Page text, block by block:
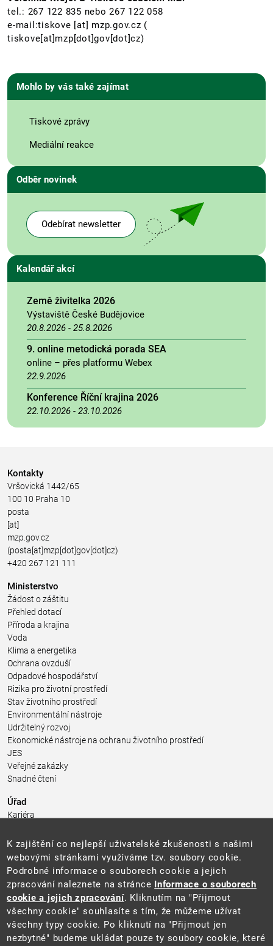
tel.: 267 122 835 nebo 267 122 058
e-mail:tiskove [at] mzp.gov.cz (
tiskove[at]mzp[dot]gov[dot]cz)
Mohlo by vás také zajímat
Tiskové zprávy
Mediální reakce
Odběr novinek
Odebírat newsletter
Kalendář akcí
Země živitelka 2026
Výstaviště České Budějovice
20.8.2026 - 25.8.2026
9. online metodická porada SEA
online – přes platformu Webex
22.9.2026
Konference Říční krajina 2026
22.10.2026 - 23.10.2026
Kontakty
Vršovická 1442/65
100 10 Praha 10
posta
[at]
mzp.gov.cz
(posta[at]mzp[dot]gov[dot]cz)
+420 267 121 111
Ministerstvo
Žádost o záštitu
Přehled dotací
Příroda a krajina
Voda
Klima a energetika
Ochrana ovzduší
Odpadové hospodářství
Rizika pro životní prostředí
Stav životního prostředí
Environmentální nástroje
Udržitelný rozvoj
Ekonomické nástroje na ochranu životního prostředí
JES
Veřejné zakázky
Snadné čtení
Úřad
Kariéra
Pro média a veřejnost
Povinně zveřejňované informace
Kontakty
Přistupnost budovy úřadu MŽP
(PDF, 204 kB)
Web
Aktuality
Ochrana osobních údajů
Prohlášení o přístupnosti
K zajištění co nejlepší uživatelské zkušenosti s našimi
webovými stránkami využíváme tzv. soubory cookie.
Podrobné informace o souborech cookie a jejich
zpracování naleznete na stránce Informace o souborech
cookie a jejich zpracování. Kliknutím na "Přijmout
všechny cookie" souhlasíte s tím, že můžeme užívat
všechny typy cookie. Po kliknutí na "Přijmout jen
nezbytné" budeme ukládat pouze ty soubory cookie, které